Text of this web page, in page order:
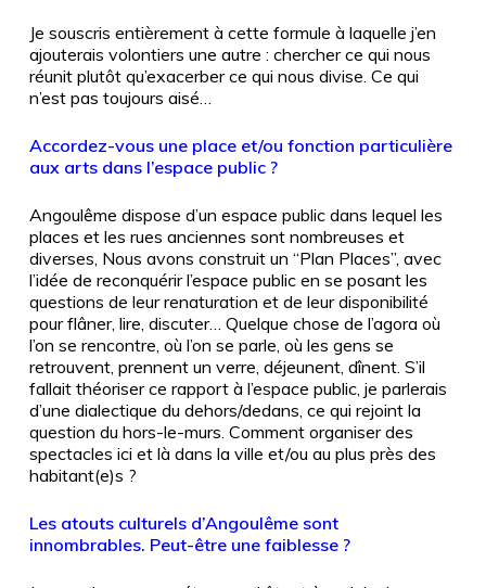
Je souscris entièrement à cette formule à laquelle j’en
ajouterais volontiers une autre : chercher ce qui nous
réunit plutôt qu’exacerber ce qui nous divise. Ce qui
n’est pas toujours aisé…
Accordez-vous une place et/ou fonction particulière
aux arts dans l’espace public ?
Angoulême dispose d’un espace public dans lequel les
places et les rues anciennes sont nombreuses et
diverses, Nous avons construit un “Plan Places”, avec
l’idée de reconquérir l’espace public en se posant les
questions de leur renaturation et de leur disponibilité
pour flâner, lire, discuter… Quelque chose de l’agora où
l’on se rencontre, où l’on se parle, où les gens se
retrouvent, prennent un verre, déjeunent, dînent. S’il
fallait théoriser ce rapport à l’espace public, je parlerais
d’une dialectique du dehors/dedans, ce qui rejoint la
question du hors-le-murs. Comment organiser des
spectacles ici et là dans la ville et/ou au plus près des
habitant(e)s ?
Les atouts culturels d’Angoulême sont
innombrables. Peut-être une faiblesse ?